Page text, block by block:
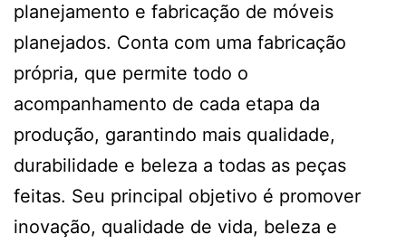
planejamento e fabricação de móveis
planejados. Conta com uma fabricação
própria, que permite todo o
acompanhamento de cada etapa da
produção, garantindo mais qualidade,
durabilidade e beleza a todas as peças
feitas. Seu principal objetivo é promover
inovação, qualidade de vida, beleza e